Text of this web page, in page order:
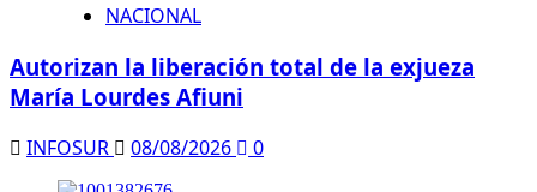
NACIONAL
Autorizan la liberación total de la exjueza
María Lourdes Afiuni
INFOSUR 08/08/2026 0